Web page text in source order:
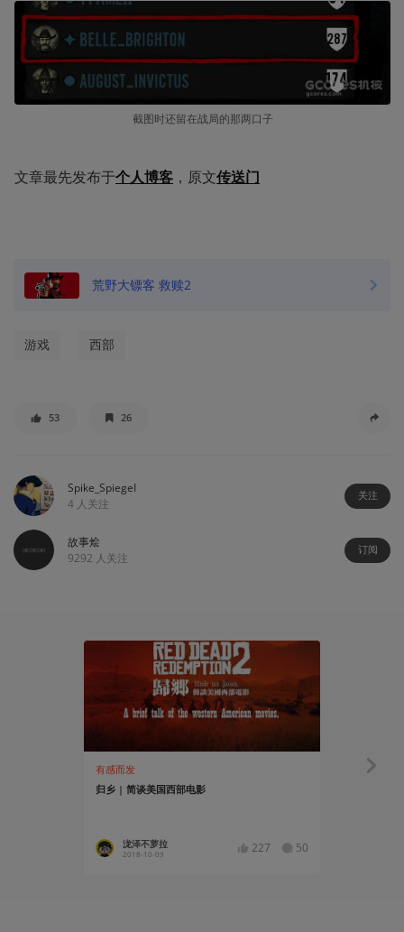
截图时还留在战局的那两口子
文章最先发布于个人博客 ，原文传送门
荒野大镖客 救赎2
游戏 西部
53 26
Spike_SpiegeI
4 人关注
关注
故事烩
9292 人关注
订阅
有感而发
归乡 | 简谈美国西部电影
泷泽不萝拉
2018-10-09 227 50
知识挖掘机